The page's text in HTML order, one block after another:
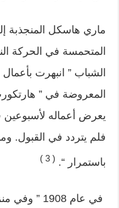
ماري هاسكل المنجذبة
المتحمسة في الحركة
الشباب ” انبهرت بأعمال
المعروضة في ”
يعرض أعماله
فلم يتردد في القبول.
باستمرار “. ( 3 )
في عام